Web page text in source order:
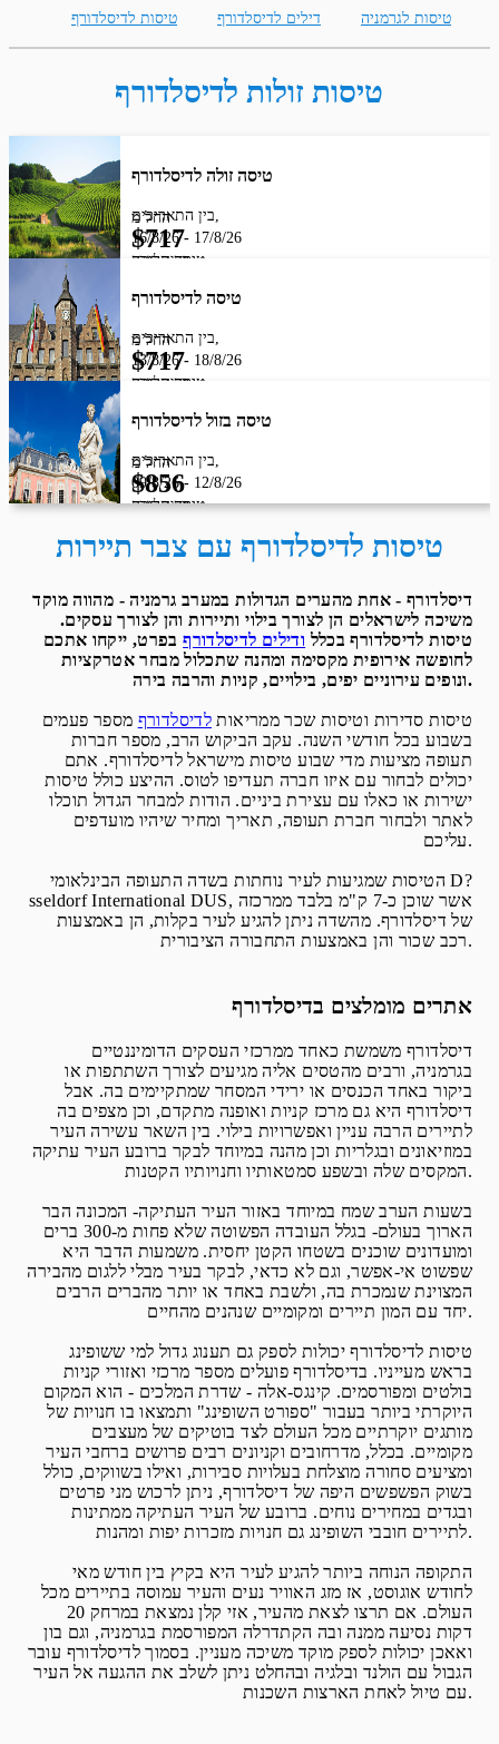
טיסות לדיסלדורף דילים לדיסלדורף טיסות לגרמניה
טיסות זולות לדיסלדורף
טיסה זולה לדיסלדורף
החל מ
$717
מחיר לאדם
16/8/26- 17/8/26
טיסה סדירה
טיסה לדיסלדורף
החל מ
$717
מחיר לאדם
13/8/26- 18/8/26
טיסה סדירה
טיסה בזול לדיסלדורף
החל מ
$856
מחיר לאדם
09/8/26- 12/8/26
טיסה סדירה
טיסות לדיסלדורף עם צבר תיירות
דיסלדורף - אחת מהערים הגדולות במערב גרמניה - מהווה מוקד
משיכה לישראלים הן לצורך בילוי ותיירות והן לצורך עסקים.
טיסות לדיסלדורף בכלל ודילים לדיסלדורףבפרט, ייקחו אתכם
לחופשה אירופית מקסימה ומהנה שתכלול מבחר אטרקציות
ונופים עירוניים יפים, בילויים, קניות והרבה בירה.
טיסות סדירות וטיסות שכר ממריאות לדיסלדורף מספר פעמים
בשבוע בכל חודשי השנה. עקב הביקוש הרב, מספר חברות
תעופה מציעות מדי שבוע טיסות מישראל לדיסלדורף. אתם
יכולים לבחור עם איזו חברה תעדיפו לטוס. ההיצע כולל טיסות
ישירות או כאלו עם עצירת ביניים. הודות למבחר הגדול תוכלו
לאתר ולבחור חברת תעופה, תאריך ומחיר שיהיו מועדפים
עליכם.
הטיסות שמגיעות לעיר נוחתות בשדה התעופה הבינלאומי D?
sseldorf International DUS, אשר שוכן כ-7 ק"מ בלבד ממרכזה
של דיסלדורף. מהשדה ניתן להגיע לעיר בקלות, הן באמצעות
רכב שכור והן באמצעות התחבורה הציבורית.
אתרים מומלצים בדיסלדורף
דיסלדורף משמשת כאחד ממרכזי העסקים הדומיננטיים
בגרמניה, ורבים מהטסים אליה מגיעים לצורך השתתפות או
ביקור באחד הכנסים או ירידי המסחר שמתקיימים בה. אבל
דיסלדורף היא גם מרכז קניות ואופנה מתקדם, וכן מצפים בה
לתיירים הרבה עניין ואפשרויות בילוי. בין השאר עשירה העיר
במוזיאונים ובגלריות וכן מהנה במיוחד לבקר ברובע העיר עתיקה
המקסים שלה ובשפע סמטאותיו וחנויותיו הקטנות.
בשעות הערב שמח במיוחד באזור העיר העתיקה- המכונה הבר
הארוך בעולם- בגלל העובדה הפשוטה שלא פחות מ-300 ברים
ומועדונים שוכנים בשטחו הקטן יחסית. משמעות הדבר היא
שפשוט אי-אפשר, וגם לא כדאי, לבקר בעיר מבלי ללגום מהבירה
המצוינת שנמכרת בה, ולשבת באחד או יותר מהברים הרבים
יחד עם המון תיירים ומקומיים שנהנים מהחיים.
טיסות לדיסלדורף יכולות לספק גם תענוג גדול למי ששופינג
בראש מעייניו. בדיסלדורף פועלים מספר מרכזי ואזורי קניות
בולטים ומפורסמים. קינגס-אלה - שדרת המלכים - הוא המקום
היוקרתי ביותר בעבור "ספורט השופינג" ותמצאו בו חנויות של
מותגים יוקרתיים מכל העולם לצד בוטיקים של מעצבים
מקומיים. בכלל, מדרחובים וקניונים רבים פרושים ברחבי העיר
ומציעים סחורה מוצלחת בעלויות סבירות, ואילו בשווקים, כולל
בשוק הפשפשים היפה של דיסלדורף, ניתן לרכוש מני פרטים
ובגדים במחירים נוחים. ברובע של העיר העתיקה ממתינות
לתיירים חובבי השופינג גם חנויות מזכרות יפות ומהנות.
התקופה הנוחה ביותר להגיע לעיר היא בקיץ בין חודש מאי
לחודש אוגוסט, אז מזג האוויר נעים והעיר עמוסה בתיירים מכל
העולם. אם תרצו לצאת מהעיר, אזי קלן נמצאת במרחק 20
דקות נסיעה ממנה ובה הקתדרלה המפורסמת בגרמניה, וגם בון
ואאכן יכולות לספק מוקד משיכה מעניין. בסמוך לדיסלדורף עובר
הגבול עם הולנד ובלגיה ובהחלט ניתן לשלב את ההגעה אל העיר
עם טיול לאחת הארצות השכנות.